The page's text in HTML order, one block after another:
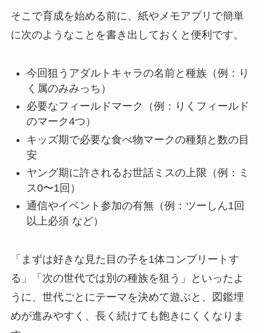
そこで育成を始める前に、紙やメモアプリで簡単
に次のようなことを書き出しておくと便利です。
今回狙うアダルトキャラの名前と種族（例：り
く属のみみっち）
必要なフィールドマーク（例：りくフィールド
のマーク4つ）
キッズ期で必要な食べ物マークの種類と数の目
安
ヤング期に許されるお世話ミスの上限（例：ミ
ス0〜1回）
通信やイベント参加の有無（例：ツーしん1回
以上必須 など）
「まずは好きな見た目の子を1体コンプリートす
る」「次の世代では別の種族を狙う」といったよ
うに、世代ごとにテーマを決めて遊ぶと、図鑑埋
めが進みやすく、長く続けても飽きにくくなりま